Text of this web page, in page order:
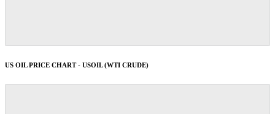
US OIL PRICE CHART - USOIL (WTI CRUDE)